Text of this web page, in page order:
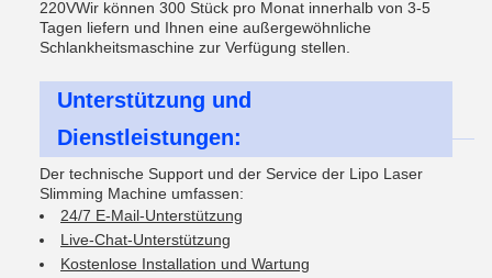
220VWir können 300 Stück pro Monat innerhalb von 3-5
Tagen liefern und Ihnen eine außergewöhnliche
Schlankheitsmaschine zur Verfügung stellen.
Unterstützung und
Dienstleistungen:
Der technische Support und der Service der Lipo Laser
Slimming Machine umfassen:
24/7 E-Mail-Unterstützung
Live-Chat-Unterstützung
Kostenlose Installation und Wartung